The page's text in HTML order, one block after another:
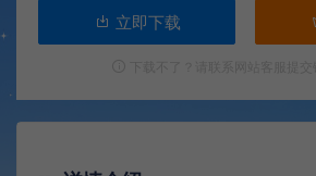
立即下载